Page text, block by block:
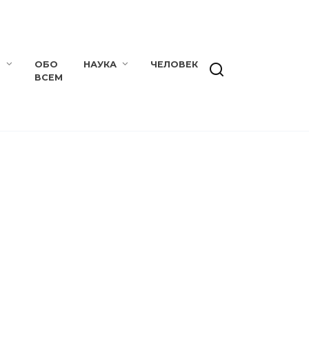
ОБО
ВСЕМ
НАУКА ЧЕЛОВЕК